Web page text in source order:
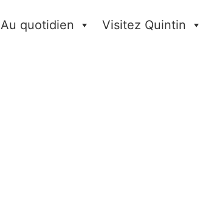
Au quotidien Visitez Quintin